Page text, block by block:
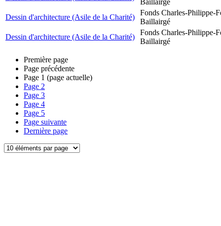
Baillairgé
Dessin d'architecture (Asile de la Charité)
Fonds Charles-Philippe-
Baillairgé
Dessin d'architecture (Asile de la Charité)
Fonds Charles-Philippe-
Baillairgé
Première page
Page précédente
Page 1 (page actuelle)
Page 2
Page 3
Page 4
Page 5
Page suivante
Dernière page